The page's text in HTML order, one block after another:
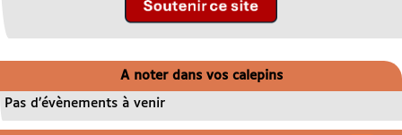
A noter dans vos calepins
Pas d’évènements à venir